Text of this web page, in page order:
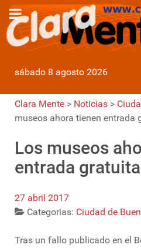
sábado 8 agosto 2026
Clara Mente > Noticias >
museos ahora tienen entrada
Los museos
entrada gratuita
27 abril 2017
Categorias: Ciudad de
Tras un fallo publicado en el